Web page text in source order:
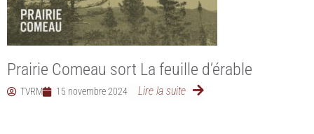
Prairie Comeau sort La feuille d’érable
TVRM 15 novembre 2024 Lire la suite